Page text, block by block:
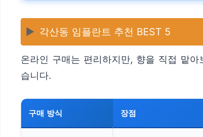
▶️ 각산동 임플란트 추천 BEST 5
온라인 구매는 편리하지만, 향을 직접 맡
습니다.
구매 방식 장점